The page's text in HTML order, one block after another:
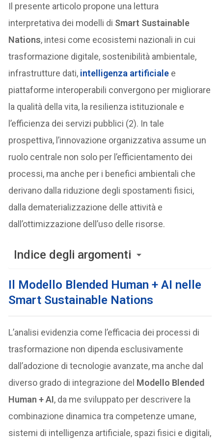
Il presente articolo propone una lettura
interpretativa dei modelli di Smart Sustainable
Nations, intesi come ecosistemi nazionali in cui
trasformazione digitale, sostenibilità ambientale,
infrastrutture dati, intelligenza artificiale e
piattaforme interoperabili convergono per migliorare
la qualità della vita, la resilienza istituzionale e
l’efficienza dei servizi pubblici (2). In tale
prospettiva, l’innovazione organizzativa assume un
ruolo centrale non solo per l’efficientamento dei
processi, ma anche per i benefici ambientali che
derivano dalla riduzione degli spostamenti fisici,
dalla dematerializzazione delle attività e
dall’ottimizzazione dell’uso delle risorse.
Indice degli argomenti
Il Modello Blended Human + AI nelle
Smart Sustainable Nations
L’analisi evidenzia come l’efficacia dei processi di
trasformazione non dipenda esclusivamente
dall’adozione di tecnologie avanzate, ma anche dal
diverso grado di integrazione del Modello Blended
Human + AI, da me sviluppato per descrivere la
combinazione dinamica tra competenze umane,
sistemi di intelligenza artificiale, spazi fisici e digitali,